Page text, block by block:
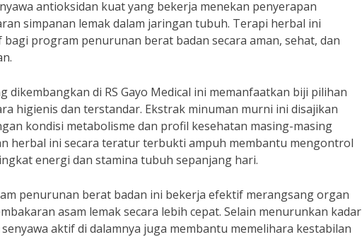
antioksidan kuat yang bekerja menekan penyerapan
simpanan lemak dalam jaringan tubuh. Terapi herbal ini
program penurunan berat badan secara aman, sehat, dan
dikembangkan di RS Gayo Medical ini memanfaatkan biji pilihan
higienis dan terstandar. Ekstrak minuman murni ini disajikan
kondisi metabolisme dan profil kesehatan masing-masing
herbal ini secara teratur terbukti ampuh membantu mengontrol
energi dan stamina tubuh sepanjang hari.
penurunan berat badan ini bekerja efektif merangsang organ
asam lemak secara lebih cepat. Selain menurunkan kadar
aktif di dalamnya juga membantu memelihara kestabilan